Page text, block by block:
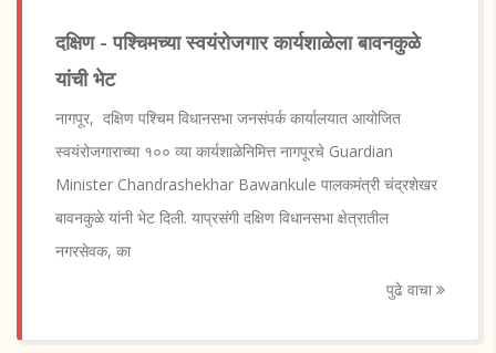
दक्षिण - पश्चिमच्या स्वयंरोजगार कार्यशाळेला बावनकुळे
यांची भेट
नागपूर, दक्षिण पश्चिम विधानसभा जनसंपर्क कार्यालयात आयोजित
स्वयंरोजगाराच्या १०० व्या कार्यशाळेनिमित्त नागपूरचे Guardian
Minister Chandrashekhar Bawankule पालकमंत्री चंद्रशेखर
बावनकुळे यांनी भेट दिली. याप्रसंगी दक्षिण विधानसभा क्षेत्रातील
नगरसेवक, का
पुढे वाचा